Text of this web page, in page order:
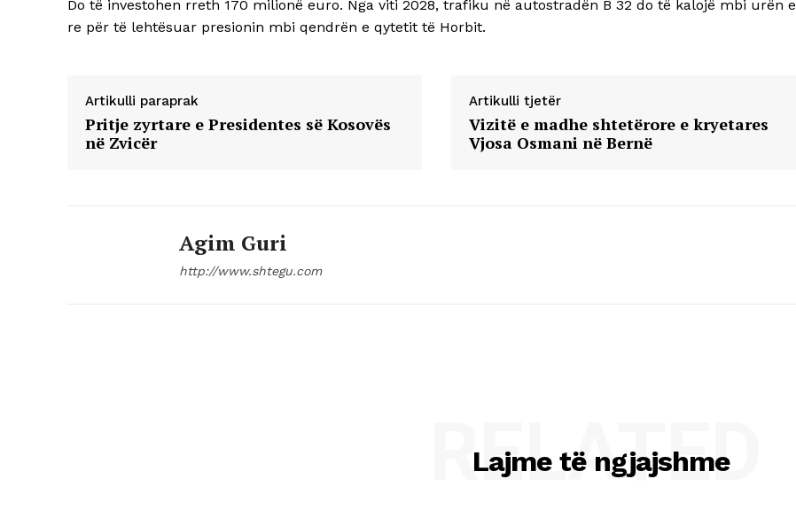
Do të investohen rreth 170 milionë euro. Nga viti 2028, trafiku në autostradën B 32 do të kalojë mbi urën e
re për të lehtësuar presionin mbi qendrën e qytetit të Horbit.
Artikulli paraprak
Pritje zyrtare e Presidentes së Kosovës
në Zvicër
Artikulli tjetër
Vizitë e madhe shtetërore e kryetares
Vjosa Osmani në Bernë
Agim Guri
http://www.shtegu.com
Lajme të ngjajshme
RELATED